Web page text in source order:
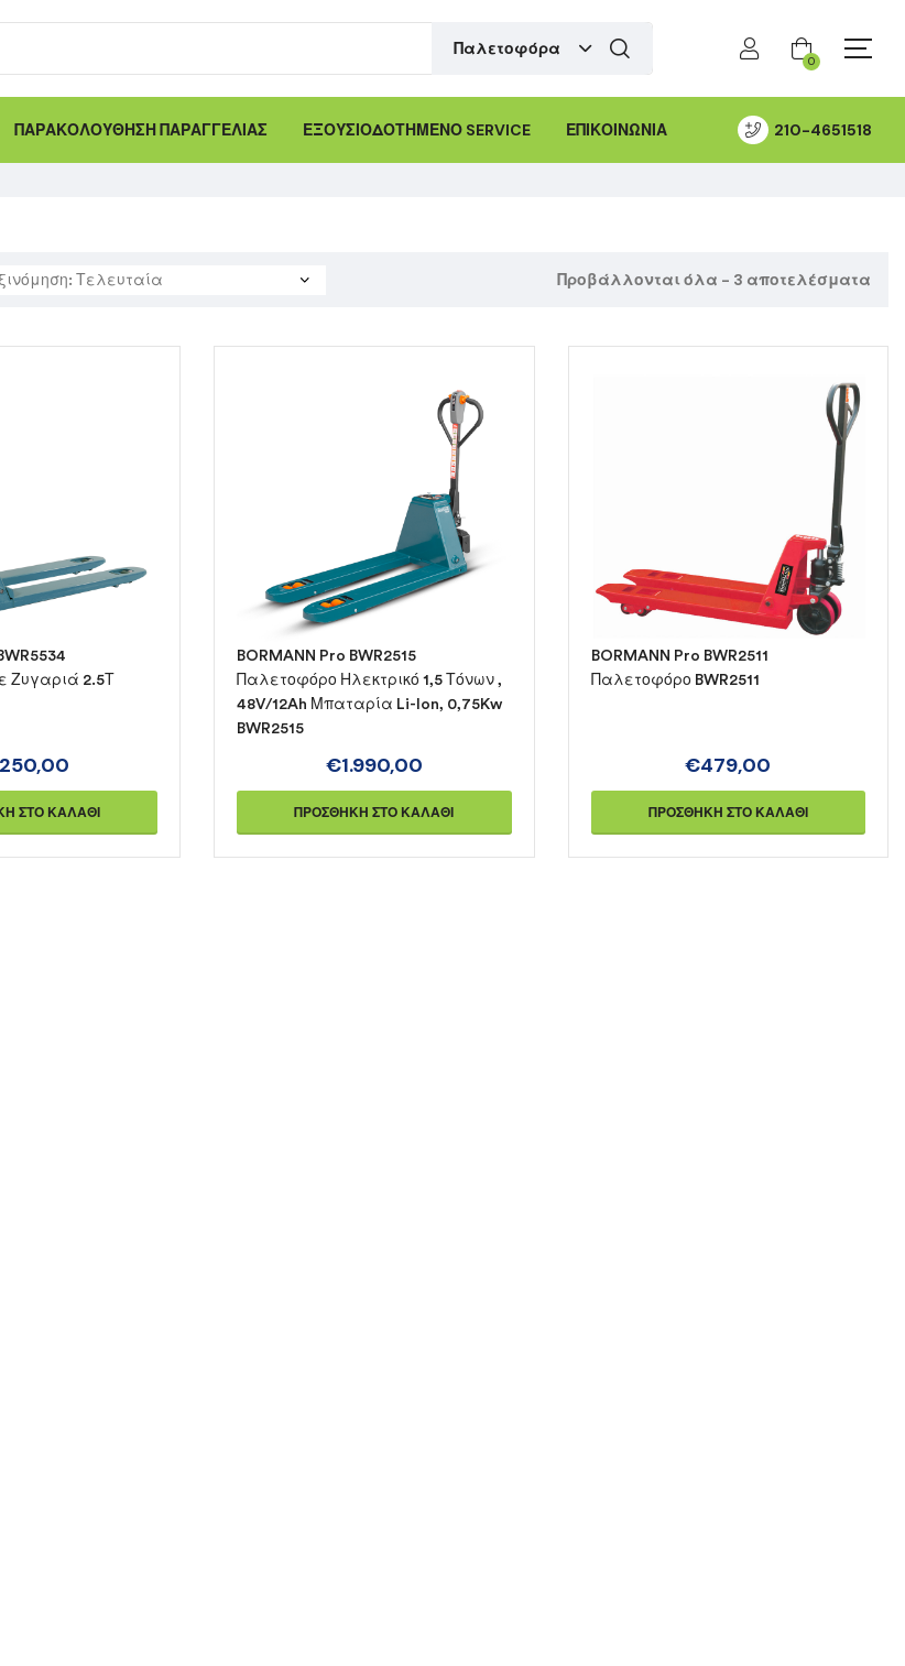
Παλετοφόρα
0
ΠΑΡΑΚΟΛΟΥΘΗΣΗ ΠΑΡΑΓΓΕΛΙΑΣ ΕΞΟΥΣΙΟΔΟΤΗΜΕΝΟ SERVICE ΕΠΙΚΟΙΝΩΝΙΑ 210-4651518
Προβάλλονται όλα - 3 αποτελέσματα
Ζυγαριά 2.5Τ
ΣΤΟ ΚΑΛΆΘΙ
BORMANN Pro BWR2515
Παλετοφόρο Ηλεκτρικό 1,5 Τόνων ,
48V/12Ah Μπαταρία Li-Ion, 0,75Kw
BWR2515
€1.990,00
ΠΡΟΣΘΉΚΗ ΣΤΟ ΚΑΛΆΘΙ
BORMANN Pro BWR2511
Παλετοφόρο BWR2511
€479,00
ΠΡΟΣΘΉΚΗ ΣΤΟ ΚΑΛΆΘΙ